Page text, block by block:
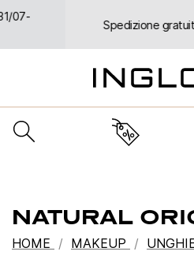
Spedizione gratuita per ogni
NATURAL
HOME MAKEUP